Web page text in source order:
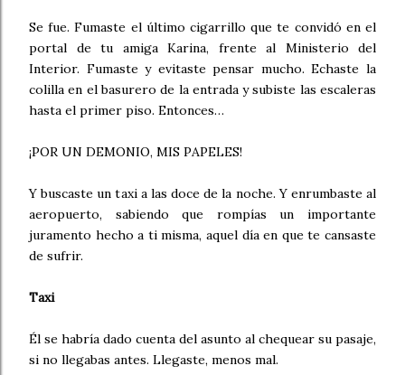
Se fue. Fumaste el último cigarrillo que te convidó en el
portal de tu amiga Karina, frente al Ministerio del
Interior. Fumaste y evitaste pensar mucho. Echaste la
colilla en el basurero de la entrada y subiste las escaleras
hasta el primer piso. Entonces…
¡POR UN DEMONIO, MIS PAPELES!
Y buscaste un taxi a las doce de la noche. Y enrumbaste al
aeropuerto, sabiendo que rompías un importante
juramento hecho a ti misma, aquel día en que te cansaste
de sufrir.
Taxi
Él se habría dado cuenta del asunto al chequear su pasaje,
si no llegabas antes. Llegaste, menos mal.